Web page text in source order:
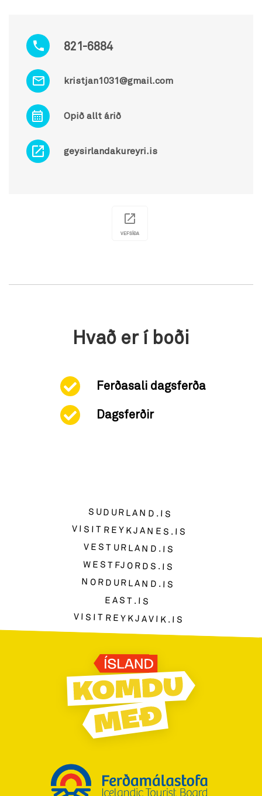
821-6884
kristjan1031@gmail.com
Opið allt árið
geysirlandakureyri.is
VEFSÍÐA
Hvað er í boði
Ferðasali dagsferða
Dagsferðir
SUDURLAND.IS
VISITREYKJANES.IS
VESTURLAND.IS
WESTFJORDS.IS
NORDURLAND.IS
EAST.IS
VISITREYKJAVIK.IS